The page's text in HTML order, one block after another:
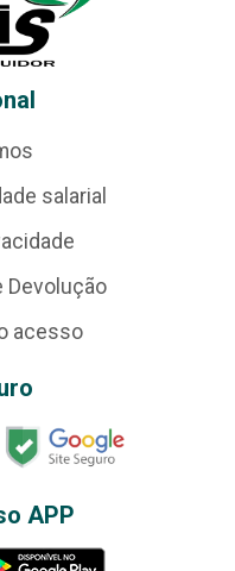
salarial
Devolução
acesso
APP